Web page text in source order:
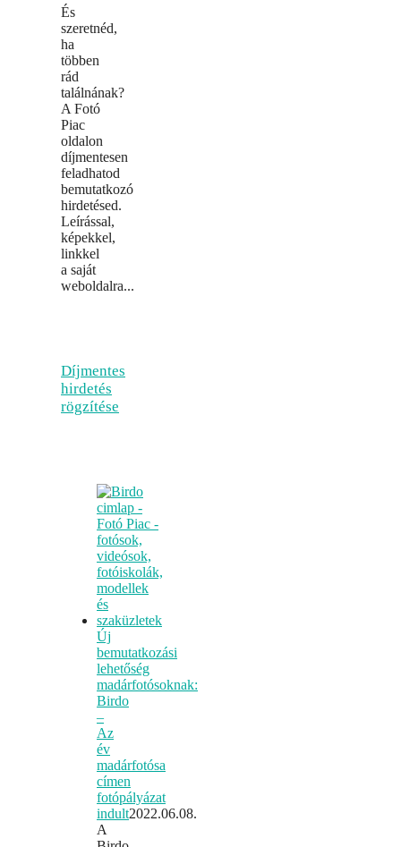
És
szeretnéd,
ha
többen
rád
találnának?
A Fotó
Piac
oldalon
díjmentesen
feladhatod
bemutatkozó
hirdetésed.
Leírással,
képekkel,
linkkel
a saját
weboldalra...
Díjmentes
hirdetés
rögzítése
Új
bemutatkozási
lehetőség
madárfotósoknak:
Birdo
–
Az
év
madárfotósa
címen
fotópályázat
indult2022.06.08.
A